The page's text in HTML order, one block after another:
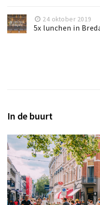
24 oktober 2019
5x lunchen in
In de buurt